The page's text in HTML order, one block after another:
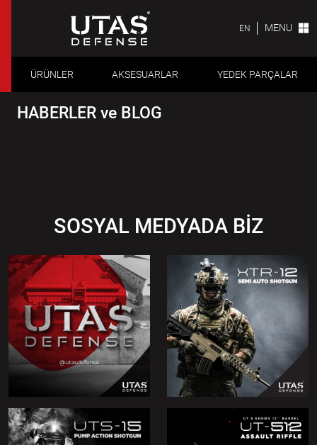
EN MENU
ÜRÜNLER AKSESUARLAR YEDEK PARÇALAR
HABERLER ve BLOG
SOSYAL MEDYADA BİZ